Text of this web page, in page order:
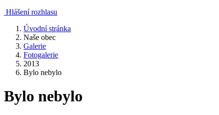
Hlášení rozhlasu
Úvodní stránka
Naše obec
Galerie
Fotogalerie
2013
Bylo nebylo
Bylo nebylo